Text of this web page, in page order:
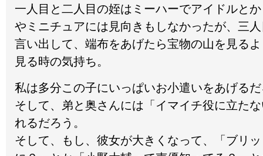
一人目と二人目の姪はミーハーでアイドルと
やミニチュアには見向きもしなかったが、三
言い出して、端布をあげたら宝物の山を見る
見る時の気持ち。
私は多分この子にいっぱいお小遣いをあげる
そして、弟と奥さんには「イマイチ役に立た
れるだろう。
そして、もし、彼女が大きくなって、「ブリ